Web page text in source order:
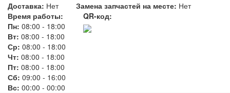
Доставка: Нет Замена запчастей на месте: Нет
Время работы:
Пн: 08:00 - 18:00
Вт: 08:00 - 18:00
Ср: 08:00 - 18:00
Чт: 08:00 - 18:00
Пт: 08:00 - 18:00
Сб: 09:00 - 16:00
Вс: 00:00 - 00:00
QR-код: